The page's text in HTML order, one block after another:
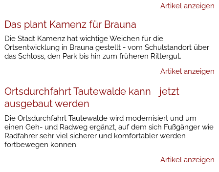
Artikel anzeigen
Das plant Kamenz für Brauna
Die Stadt Kamenz hat wichtige Weichen für die
Ortsentwicklung in Brauna gestellt - vom Schulstandort über
das Schloss, den Park bis hin zum früheren Rittergut.
Artikel anzeigen
Ortsdurchfahrt Tautewalde kann jetzt
ausgebaut werden
Die Ortsdurchfahrt Tautewalde wird modernisiert und um
einen Geh- und Radweg ergänzt, auf dem sich Fußgänger wie
Radfahrer sehr viel sicherer und komfortabler werden
fortbewegen können.
Artikel anzeigen